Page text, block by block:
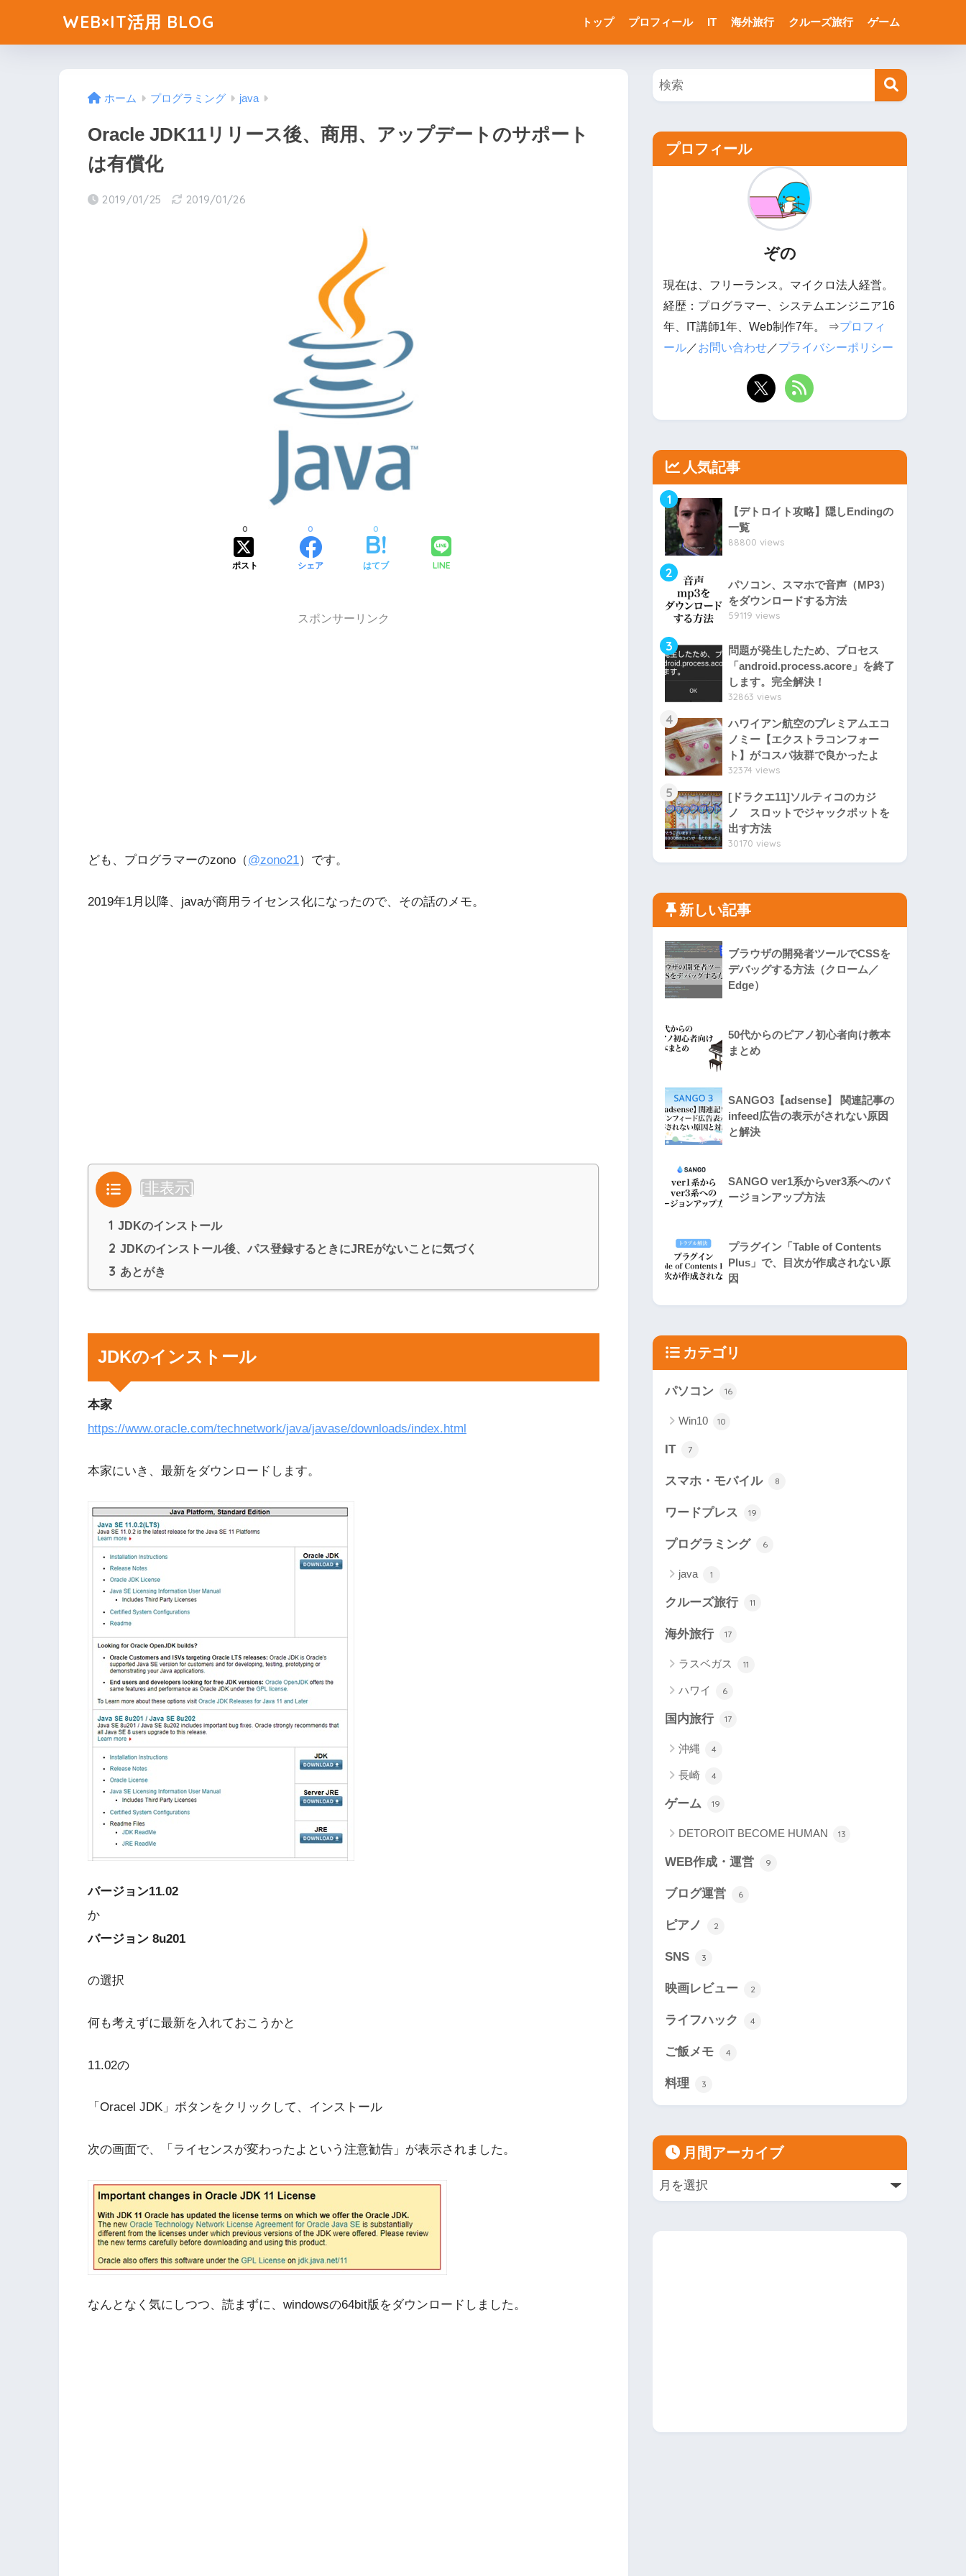
WEB×IT活用 BLOG トップ プロフィール IT 海外旅行 クルーズ旅行 ゲーム
ホーム プログラミング java
Oracle JDK11リリース後、商用、アップデートのサポート
は有償化
2019/01/25 2019/01/26
ポスト
0
シェア
0
はてブ
0
LINE
スポンサーリンク
ども、プログラマーのzono（@zono21）です。
2019年1月以降、javaが商用ライセンス化になったので、その話のメモ。
目次 [非表示]
1 JDKのインストール
2 JDKのインストール後、パス登録するときにJREがないことに気づく
3 あとがき
JDKのインストール
本家
https://www.oracle.com/technetwork/java/javase/downloads/index.html
本家にいき、最新をダウンロードします。
バージョン11.02
か
バージョン 8u201
の選択
何も考えずに最新を入れておこうかと
11.02の
「Oracel JDK」ボタンをクリックして、インストール
次の画面で、「ライセンスが変わったよという注意勧告」が表示されました。
なんとなく気にしつつ、読まずに、windowsの64bit版をダウンロードしました。
プロフィール
ぞの
現在は、フリーランス。マイクロ法人経営。
経歴：プログラマー、システムエンジニア16
年、IT講師1年、Web制作7年。 ⇒プロフィ
ール ／お問い合わせ ／プライバシーポリシー
人気記事
1
【デトロイト攻略】隠しEndingの
一覧
88800 views
2
パソコン、スマホで音声（MP3）
をダウンロードする方法
59119 views
3
問題が発生したため、プロセス
「android.process.acore」を終了
します。完全解決！
32863 views
4
ハワイアン航空のプレミアムエコ
ノミー【エクストラコンフォー
ト】がコスパ抜群で良かったよ
32374 views
5
[ドラクエ11]ソルティコのカジ
ノ スロットでジャックポットを
出す方法
30170 views
新しい記事
ブラウザの開発者ツールでCSSを
デバッグする方法（クローム／
Edge）
50代からのピアノ初心者向け教本
まとめ
SANGO3【adsense】 関連記事の
infeed広告の表示がされない原因
と解決
SANGO ver1系からver3系へのバ
ージョンアップ方法
プラグイン「Table of Contents
Plus」で、目次が作成されない原
因
カテゴリ
パソコン 16
Win10 10
IT 7
スマホ・モバイル 8
ワードプレス 19
プログラミング 6
java 1
クルーズ旅行 11
海外旅行 17
ラスベガス 11
ハワイ 6
国内旅行 17
沖縄 4
長崎 4
ゲーム 19
DETOROIT BECOME HUMAN 13
WEB作成・運営 9
ブログ運営 6
ピアノ 2
SNS 3
映画レビュー 2
ライフハック 4
ご飯メモ 4
料理 3
月間アーカイブ